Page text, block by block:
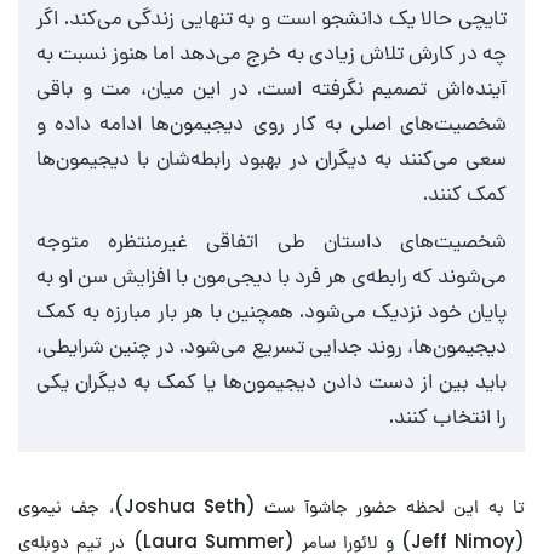
تایچی حالا یک دانشجو است و به تنهایی زندگی می‌کند. اگر
چه در کارش تلاش زیادی به خرج می‌دهد اما هنوز نسبت به
آینده‌اش تصمیم نگرفته است. در این میان، مت و باقی
شخصیت‌های اصلی به کار روی دیجیمون‌ها ادامه داده و
سعی می‌کنند به دیگران در بهبود رابطه‌شان با دیجیمون‌ها
کمک کنند.
شخصیت‌های داستان طی اتفاقی غیرمنتظره متوجه
می‌شوند که رابطه‌ی هر فرد با دیجی‌مون با افزایش سن او به
پایان خود نزدیک می‌شود. همچنین با هر بار مبارزه به کمک
دیجیمون‌ها، روند جدایی تسریع می‌شود. در چنین شرایطی،
باید بین از دست دادن دیجیمون‌ها یا کمک به دیگران یکی
را انتخاب کنند.
تا به این لحظه حضور جاشوآ سث (Joshua Seth)، جف نیموی
(Jeff Nimoy) و لائورا سامر (Laura Summer) در تیم دوبله‌ی